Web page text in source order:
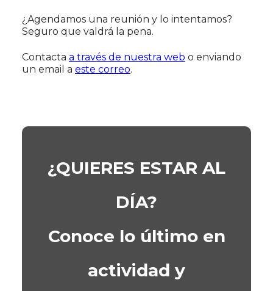
¿Agendamos una reunión y lo intentamos?
Seguro que valdrá la pena.
Contacta a través de nuestra web o enviando
un email a este correo.
¿QUIERES ESTAR AL
DÍA?
Conoce lo último en
actividad y